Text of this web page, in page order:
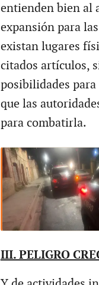
entienden bien al
expansión para
existan lugares
citados artículos,
posibilidades
que las
para combatirla.
III. PELIGRO